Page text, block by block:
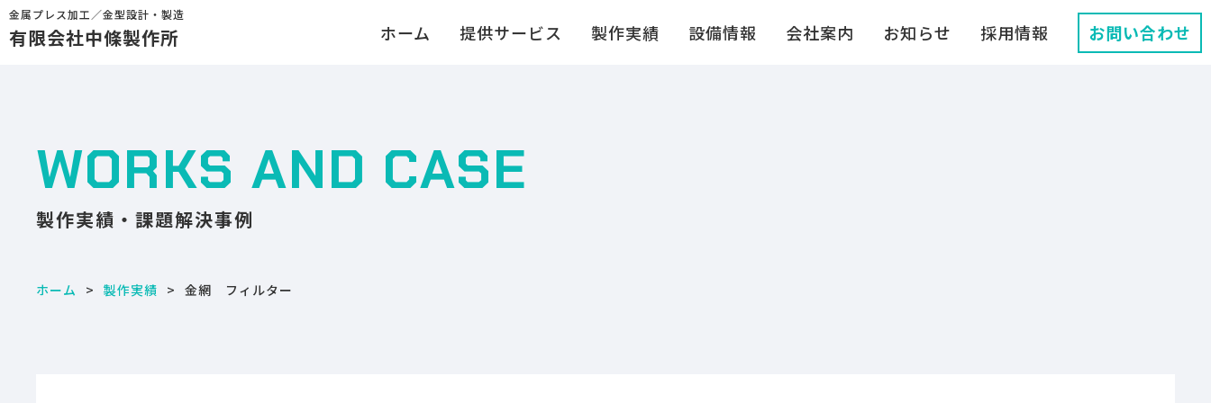
金属プレス加工／金型設計・製造
有限会社中條製作所 ホーム 提供サービス 製作実績 設備情報 会社案内 お知らせ 採用情報 お問い合わせ
WORKS AND CASE
製作実績・課題解決事例
ホーム 製作実績 金網 フィルター